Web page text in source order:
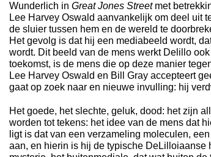
Wunderlich in Great Jones Streetmet
Lee Harvey Oswald aanvankelijk om deel uit
de sluier tussen hem en de wereld te
Het gevolg is dat hij een mediabeeld wordt,
wordt. Dit beeld van de mens werkt Delillo
toekomst, is de mens die op deze manier
Lee Harvey Oswald en Bill Gray accepteert
gaat op zoek naar en nieuwe invulling: hij
Het goede, het slechte, geluk, dood: het zijn
worden tot tekens: het idee van de mens dat
ligt is dat van een verzameling moleculen,
aan, en hierin is hij de typische DeLilloiaanse